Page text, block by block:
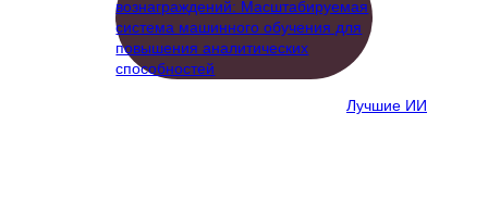
Лучшие ИИ